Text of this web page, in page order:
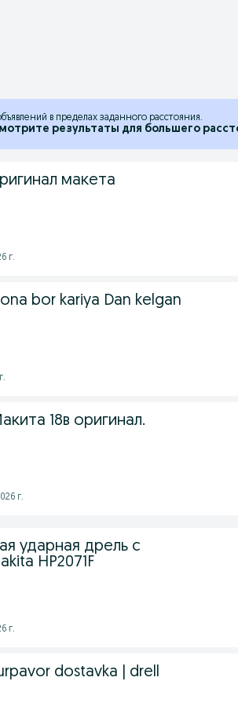
в пределах заданного расстояния.
результаты для большего
макета
г.
bor kariya Dan kelgan
18в оригинал.
г.
ударная дрель с
HP2071F
г.
dostavka | drell